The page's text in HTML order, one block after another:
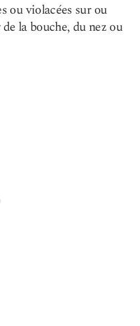
ou violacées sur ou
la bouche, du nez ou